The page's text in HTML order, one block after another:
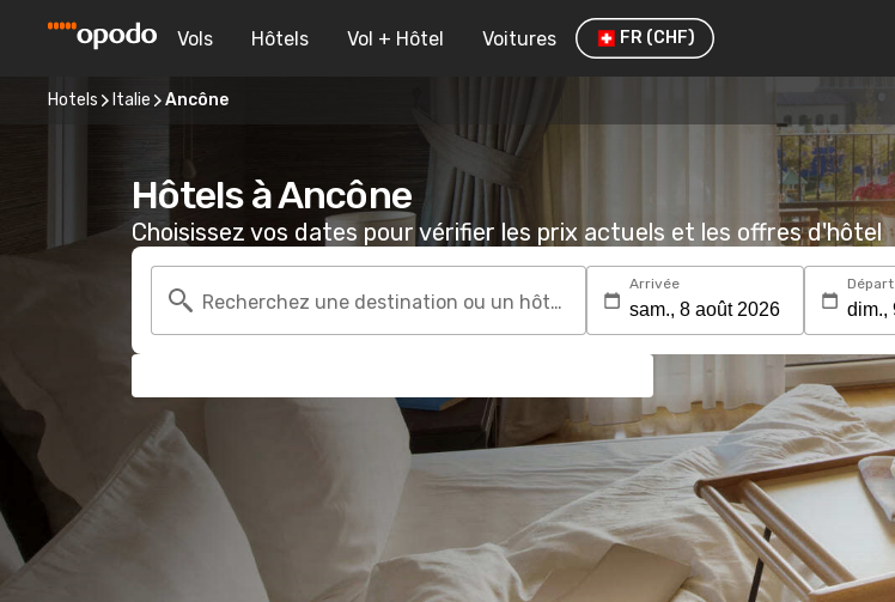
Vols Hôtels Vol + Hôtel Voitures FR (CHF)
Hotels Italie Ancône
Hôtels à Ancône
Choisissez vos dates pour vérifier les prix actuels et les offres d'hôtel
Recherchez une destination ou un hôtel
Arrivée Départ